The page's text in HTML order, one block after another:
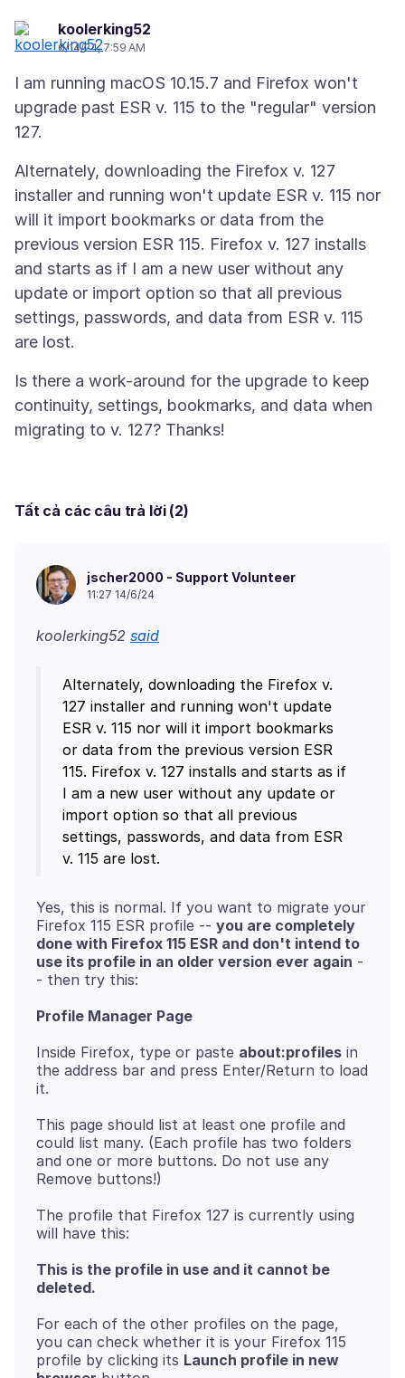
koolerking52
6/14/24, 7:59 AM
I am running macOS 10.15.7 and Firefox won't
upgrade past ESR v. 115 to the "regular" version
Alternately, downloading the Firefox v. 127
installer and running won't update ESR v. 115 nor
will it import bookmarks or data from the
previous version ESR 115. Firefox v. 127 installs
and starts as if I am a new user without any
update or import option so that all previous
settings, passwords, and data from ESR v. 115
Is there a work-around for the upgrade to keep
continuity, settings, bookmarks, and data when
Tất cả các câu trả lời (2)
jscher2000 - Support Volunteer
11:27 14/6/24
koolerking52 said
Alternately, downloading the Firefox v.
127 installer and running won't update
ESR v. 115 nor will it import bookmarks
or data from the previous version ESR
115. Firefox v. 127 installs and starts as if
I am a new user without any update or
import option so that all previous
settings, passwords, and data from ESR
Yes, this is normal. If you want to migrate your
Firefox 115 ESR profile -- you are completely
done with Firefox 115 ESR and don't intend to
use its profile in an older version ever again -
Profile Manager Page
Inside Firefox, type or paste about:profiles in
the address bar and press Enter/Return to load
This page should list at least one profile and
could list many. (Each profile has two folders
and one or more buttons. Do not use any
The profile that Firefox 127 is currently using
This is the profile in use and it cannot be
deleted.
For each of the other profiles on the page,
you can check whether it is your Firefox 115
profile by clicking its Launch profile in new